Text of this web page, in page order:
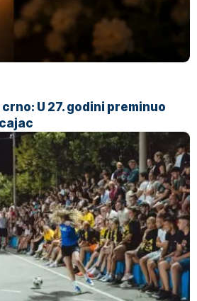
U 27. godini preminuo